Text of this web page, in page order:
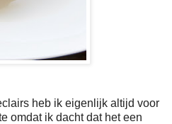
heb ik eigenlijk altijd voor
omdat ik dacht dat het een